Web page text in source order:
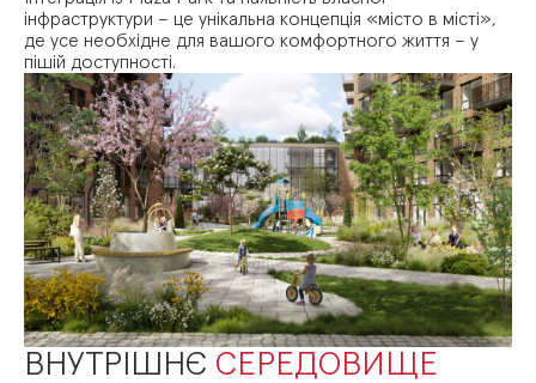
інфраструктури – це унікальна концепція «місто в місті»,
де усе необхідне для вашого комфортного життя – у
пішій доступності.
ВНУТРІШНЄ СЕРЕДОВИЩЕ